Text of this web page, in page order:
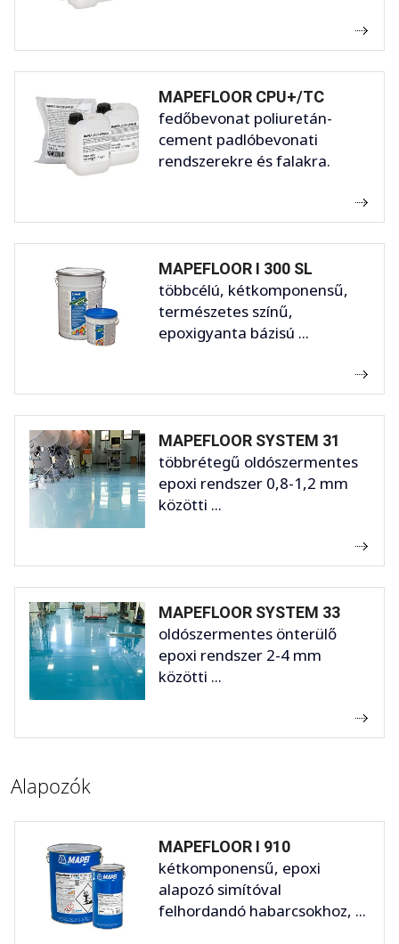
MAPEFLOOR CPU+/TC
fedőbevonat poliuretán-
cement padlóbevonati
rendszerekre és falakra.
MAPEFLOOR I 300 SL
többcélú, kétkomponensű,
természetes színű,
epoxigyanta bázisú ...
MAPEFLOOR SYSTEM 31
többrétegű oldószermentes
epoxi rendszer 0,8-1,2 mm
közötti ...
MAPEFLOOR SYSTEM 33
oldószermentes önterülő
epoxi rendszer 2-4 mm
közötti ...
Alapozók
MAPEFLOOR I 910
kétkomponensű, epoxi
alapozó simítóval
felhordandó habarcsokhoz, ...